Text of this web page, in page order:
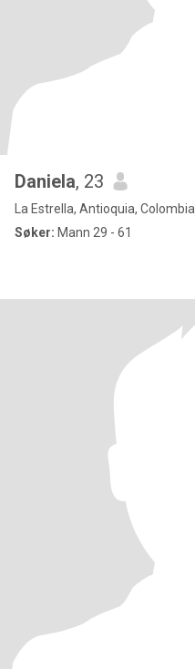
Daniela, 23
La Estrella, Antioquia, Colombia
Søker: Mann 29 - 61